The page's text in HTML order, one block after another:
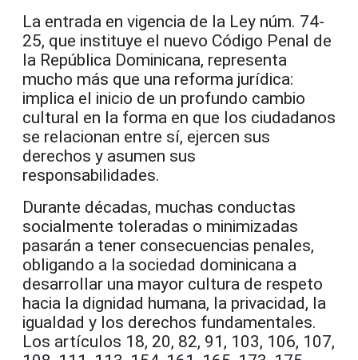
La entrada en vigencia de la Ley núm. 74-
25, que instituye el nuevo Código Penal de
la República Dominicana, representa
mucho más que una reforma jurídica:
implica el inicio de un profundo cambio
cultural en la forma en que los ciudadanos
se relacionan entre sí, ejercen sus
derechos y asumen sus
responsabilidades.
Durante décadas, muchas conductas
socialmente toleradas o minimizadas
pasarán a tener consecuencias penales,
obligando a la sociedad dominicana a
desarrollar una mayor cultura de respeto
hacia la dignidad humana, la privacidad, la
igualdad y los derechos fundamentales.
Los artículos 18, 20, 82, 91, 103, 106, 107,